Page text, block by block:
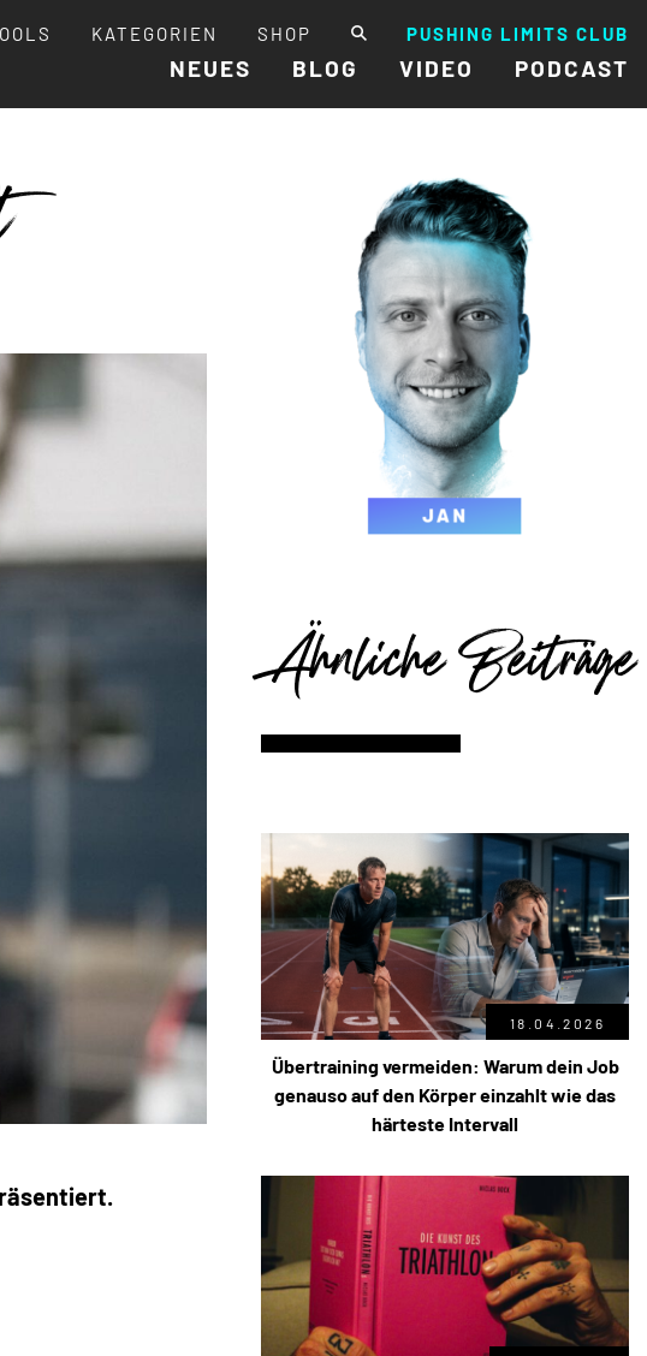
KATEGORIEN SHOP PUSHING LIMITS CLUB
NEUES BLOG VIDEO PODCAST
Ähnliche Beiträge
18.04.2026
Übertraining vermeiden: Warum dein Job
genauso auf den Körper einzahlt wie das
härteste Intervall